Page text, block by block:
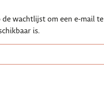
wachtlijst om een e-mail te
is.